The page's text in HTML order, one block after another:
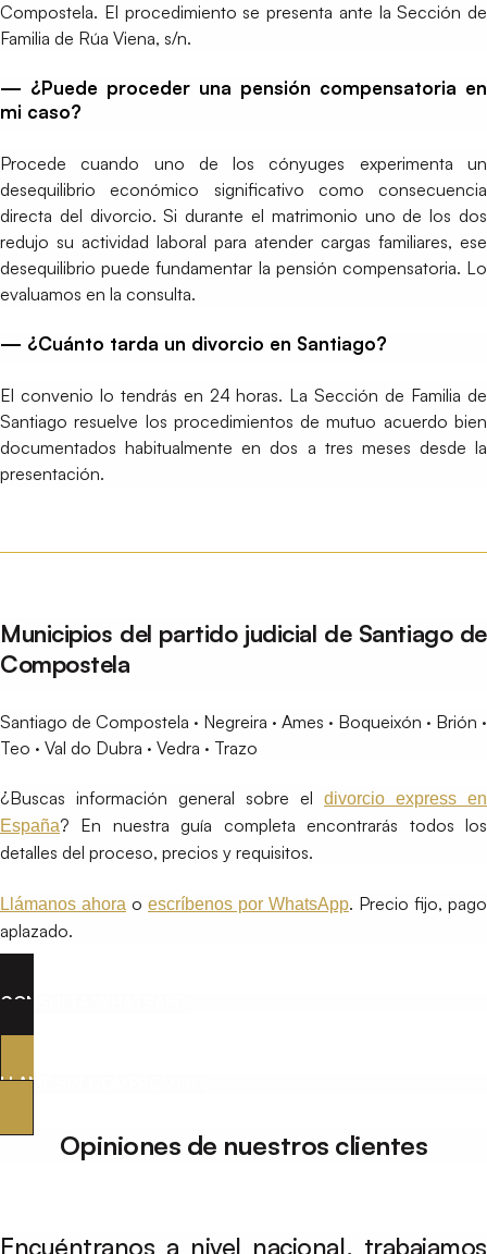
Compostela. El procedimiento se presenta ante la Sección de
Familia de Rúa Viena, s/n.
— ¿Puede proceder una pensión compensatoria en
mi caso?
Procede cuando uno de los cónyuges experimenta un
desequilibrio económico significativo como consecuencia
directa del divorcio. Si durante el matrimonio uno de los dos
redujo su actividad laboral para atender cargas familiares, ese
desequilibrio puede fundamentar la pensión compensatoria. Lo
evaluamos en la consulta.
— ¿Cuánto tarda un divorcio en Santiago?
El convenio lo tendrás en 24 horas. La Sección de Familia de
Santiago resuelve los procedimientos de mutuo acuerdo bien
documentados habitualmente en dos a tres meses desde la
presentación.
Municipios del partido judicial de Santiago de
Compostela
Santiago de Compostela · Negreira · Ames · Boqueixón · Brión ·
Teo · Val do Dubra · Vedra · Trazo
¿Buscas información general sobre el divorcio express en
España? En nuestra guía completa encontrarás todos los
detalles del proceso, precios y requisitos.
Llámanos ahora o escríbenos por WhatsApp. Precio fijo, pago
aplazado.
CONSULTA WHATSAPP
LLAME SIN COMPROMISO
Opiniones de nuestros clientes
Encuéntranos a nivel nacional, trabajamos